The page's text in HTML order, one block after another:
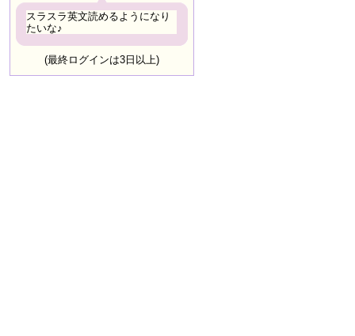
スラスラ英文読めるようになり
たいな♪
(最終ログインは3日以上)